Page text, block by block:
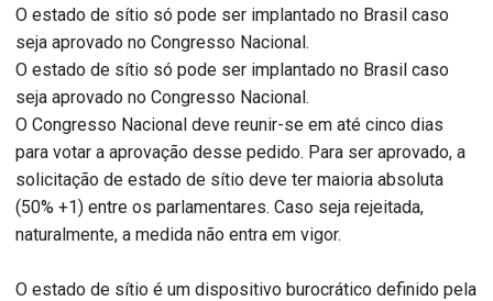
O estado de sítio só pode ser implantado no Brasil caso
seja aprovado no Congresso Nacional.
O estado de sítio só pode ser implantado no Brasil caso
seja aprovado no Congresso Nacional.
O Congresso Nacional deve reunir-se em até cinco dias
para votar a aprovação desse pedido. Para ser aprovado, a
solicitação de estado de sítio deve ter maioria absoluta
(50% +1) entre os parlamentares. Caso seja rejeitada,
naturalmente, a medida não entra em vigor.
O estado de sítio é um dispositivo burocrático definido pela